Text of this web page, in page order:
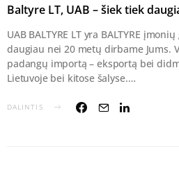
Baltyre LT, UAB – šiek tiek
UAB BALTYRE LT yra BALTYRE
daugiau nei 20 metų dirbame Jums.
padangų importą – eksportą bei
Lietuvoje bei kitose šalyse.…
DALINTIS